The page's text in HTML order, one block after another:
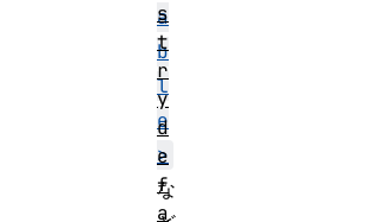
a
b
l
e
>
な
s
t
r
y
d
e
f
a